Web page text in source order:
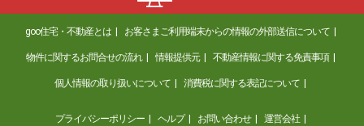
goo住宅・不動産とは お客さまご利用端末からの情報の外部送信について
物件に関するお問合せの流れ 情報提供元 不動産情報に関する免責事項
個人情報の取り扱いについて 消費税に関する表記について
プライバシーポリシー ヘルプ お問い合わせ 運営会社